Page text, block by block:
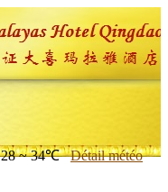
28 ~ 34℃ Détail météo